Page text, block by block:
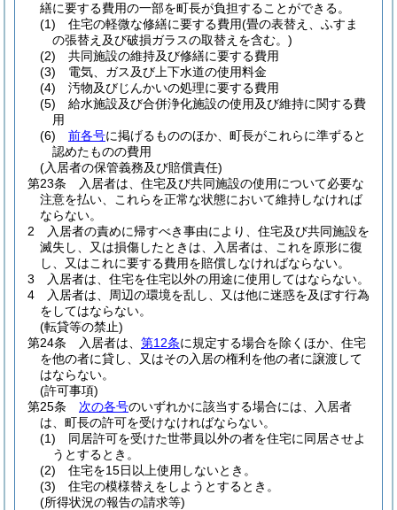
繕に要する費用の一部を町長が負担することができる。
(1)
住宅の軽微な修繕に要する費用(畳の表替え、ふすま
の張替え及び破損ガラスの取替えを含む。)
(2)
共同施設の維持及び修繕に要する費用
(3)
電気、ガス及び上下水道の使用料金
(4)
汚物及びじんかいの処理に要する費用
(5)
給水施設及び合併浄化施設の使用及び維持に関する費
用
(6)
前各号に掲げるもののほか、町長がこれらに準ずると
認めたものの費用
(入居者の保管義務及び賠償責任)
第23条
入居者は、住宅及び共同施設の使用について必要な
注意を払い、これらを正常な状態において維持しなければ
ならない。
2
入居者の責めに帰すべき事由により、住宅及び共同施設を
滅失し、又は損傷したときは、入居者は、これを原形に復
し、又はこれに要する費用を賠償しなければならない。
3
入居者は、住宅を住宅以外の用途に使用してはならない。
4
入居者は、周辺の環境を乱し、又は他に迷惑を及ぼす行為
をしてはならない。
(転貸等の禁止)
第24条
入居者は、 第12条に規定する場合を除くほか、住宅
を他の者に貸し、又はその入居の権利を他の者に譲渡して
はならない。
(許可事項)
第25条
次の各号のいずれかに該当する場合には、入居者
は、町長の許可を受けなければならない。
(1)
同居許可を受けた世帯員以外の者を住宅に同居させよ
うとするとき。
(2)
住宅を15日以上使用しないとき。
(3)
住宅の模様替えをしようとするとき。
(所得状況の報告の請求等)